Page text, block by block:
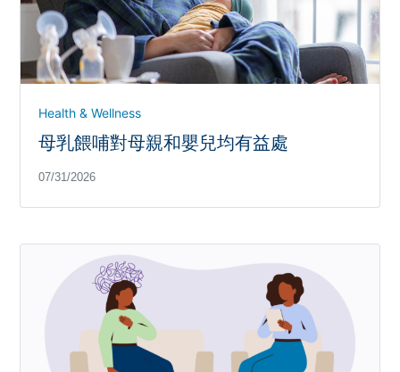
Health & Wellness
母乳餵哺對母親和嬰兒均有益處
07/31/2026